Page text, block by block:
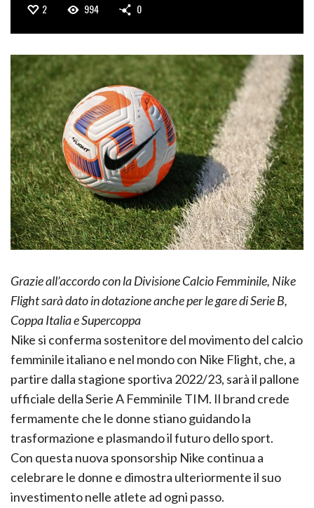
2 994 0
Grazie all’accordo con la Divisione Calcio Femminile, Nike
Flight sarà dato in dotazione anche per le gare di Serie B,
Coppa Italia e Supercoppa
Nike si conferma sostenitore del movimento del calcio
femminile italiano e nel mondo con Nike Flight, che, a
partire dalla stagione sportiva 2022/23, sarà il pallone
ufficiale della Serie A Femminile TIM. Il brand crede
fermamente che le donne stiano guidando la
trasformazione e plasmando il futuro dello sport.
Con questa nuova sponsorship Nike continua a
celebrare le donne e dimostra ulteriormente il suo
investimento nelle atlete ad ogni passo.